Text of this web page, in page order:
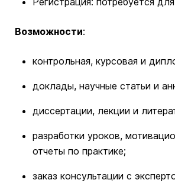
Возможности:
контрольная, курсовая и
доклады, научные статьи и
диссертации, лекции и
разработки уроков,
отчеты по практике;
заказ консультации с